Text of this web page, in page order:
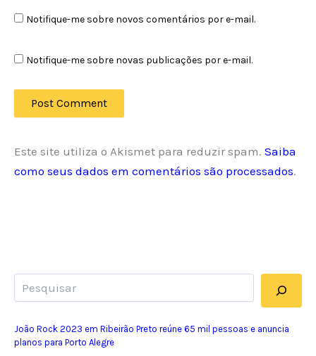
Notifique-me sobre novos comentários por e-mail.
Notifique-me sobre novas publicações por e-mail.
Este site utiliza o Akismet para reduzir spam. Saiba
como seus dados em comentários são processados.
João Rock 2023 em Ribeirão Preto reúne 65 mil pessoas e anuncia
planos para Porto Alegre